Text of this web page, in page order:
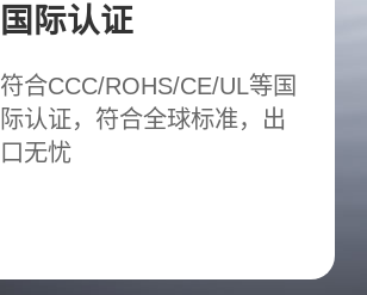
国际认证
符合CCC/ROHS/CE/UL等国
际认证，符合全球标准，出
口无忧